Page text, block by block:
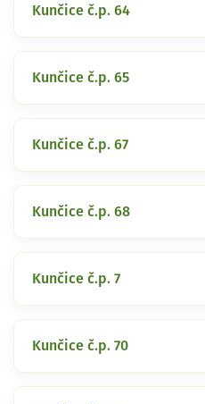
Kunčice č.p. 64
Kunčice č.p. 65
Kunčice č.p. 67
Kunčice č.p. 68
Kunčice č.p. 7
Kunčice č.p. 70